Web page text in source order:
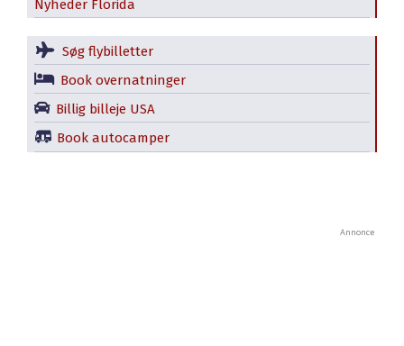
Nyheder Florida
Søg flybilletter
Book overnatninger
Billig billeje USA
Book autocamper
Annonce